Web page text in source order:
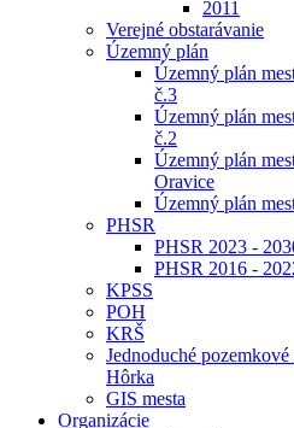
2011
Verejné obstarávanie
Územný plán
Územný plán
č.3
Územný plán
č.2
Územný plán
Oravice
Územný plán
PHSR
PHSR 2023 -
PHSR 2016 -
KPSS
POH
KRŠ
Jednoduché
Hôrka
GIS mesta
Organizácie